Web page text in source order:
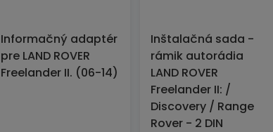
Informačný adaptér
pre LAND ROVER
Freelander II. (06-14)
Inštalačná sada -
rámik autorádia
LAND ROVER
Freelander II: /
Discovery / Range
Rover - 2 DIN